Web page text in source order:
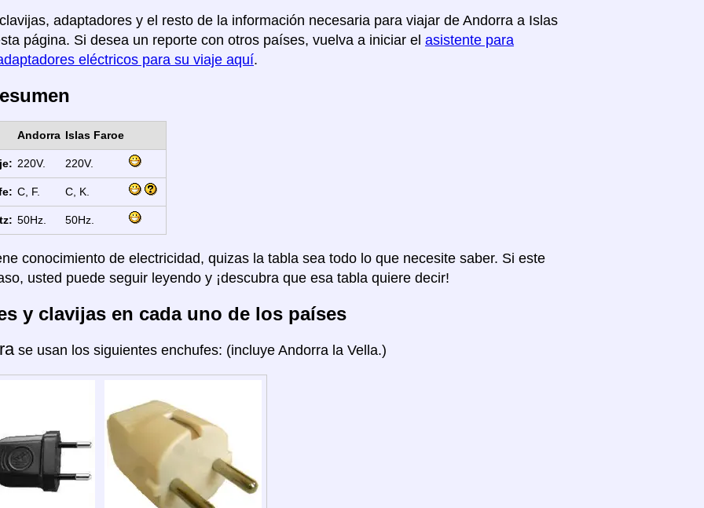
adaptadores y el resto de la información necesaria para viajar de Andorra a Islas
página. Si desea un reporte con otros países, vuelva a iniciar el asistente para
eléctricos para su viaje aquí.
Andorra Islas Faroe
220V. 220V.
C, F. C, K.
50Hz. 50Hz.
conocimiento de electricidad, quizas la tabla sea todo lo que necesite saber. Si este
usted puede seguir leyendo y ¡descubra que esa tabla quiere decir!
y clavijas en cada uno de los países
se usan los siguientes enchufes: (incluye Andorra la Vella.)